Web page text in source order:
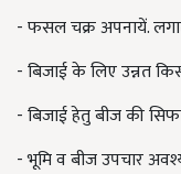
- फसल चक्र अपनायें.
- बिजाई के लिए उन्नत
- बिजाई हेतु बीज की
- भूमि व बीज उपचार